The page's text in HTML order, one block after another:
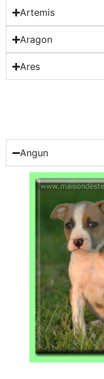
Artemis
Aragon
Ares
Angun